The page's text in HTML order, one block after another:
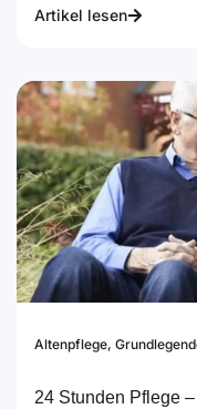
Artikel lesen
Altenpflege,
24 Stunden Pflege